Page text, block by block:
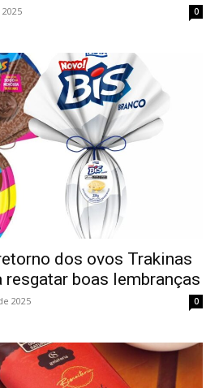
0
dos ovos Trakinas
resgatar boas lembranças
2025 0